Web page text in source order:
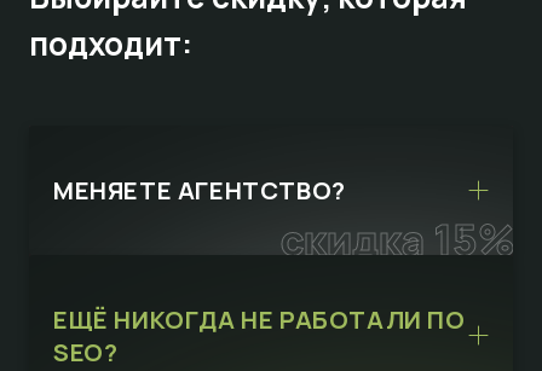
подходит:
скидка 15%
МЕНЯЕТЕ АГЕНТСТВО?
ЕЩЁ НИКОГДА НЕ РАБОТАЛИ ПО
SEO?